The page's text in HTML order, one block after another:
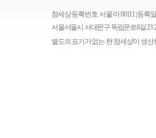
참세상 등록번호: 서울 아 00111 | 등록
서울서울시 서대문구 독립문로8길 23
별도의 표기가 없는 한 '참세상'이 생